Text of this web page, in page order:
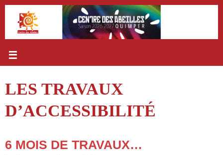
Passer
contenu
LES TRAVAUX
D’ACCESSIBILITÉ
6 MOIS DE TRAVAUX…